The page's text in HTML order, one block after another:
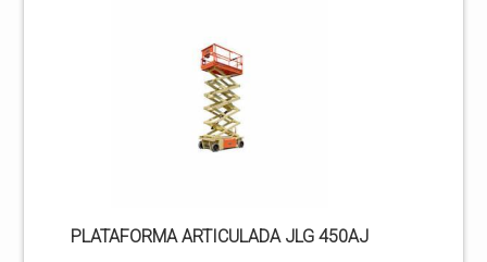
qualidade com qualidade e rapidez no
IMPORTANTES DE PLATAFORMA
eficientes de demonstr...
PLATAFORMA ARTICULADA JLG 450AJ